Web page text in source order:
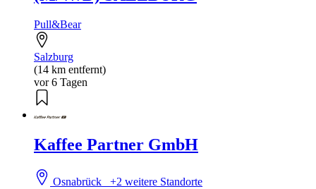
Pull&Bear
Salzburg
(14 km entfernt)
vor 6 Tagen
Kaffee Partner GmbH
Osnabrück+2 weitere Standorte